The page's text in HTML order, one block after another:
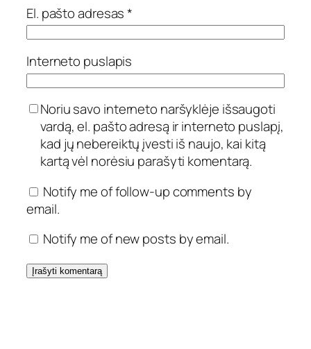
El. pašto adresas*
Interneto puslapis
Noriu savo interneto naršyklėje išsaugoti
vardą, el. pašto adresą ir interneto puslapį,
kad jų nebereiktų įvesti iš naujo, kai kitą
kartą vėl norėsiu parašyti komentarą.
Notify me of follow-up comments by
email.
Notify me of new posts by email.